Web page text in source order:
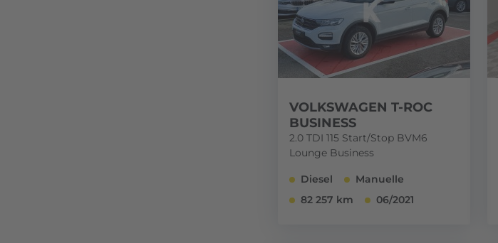
VOLKSWAGEN T-ROC
BUSINESS
2.0 TDI 115 Start/Stop BVM6
Lounge Business
Diesel
Manuelle
82 257 km
06/2021